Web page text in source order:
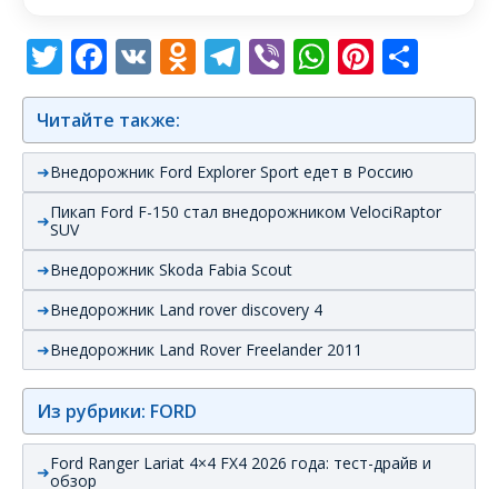
Twitter
Facebook
VK Odnoklassniki
Telegram
Viber
Читайте также:
Внедорожник Ford Explorer Sport едет в Россию
Пикап Ford F-150 стал внедорожником VelociRaptor
SUV
Внедорожник Skoda Fabia Scout
Внедорожник Land rover discovery 4
Внедорожник Land Rover Freelander 2011
Из рубрики: FORD
Ford Ranger Lariat 4×4 FX4 2026 года: тест-драйв и
обзор